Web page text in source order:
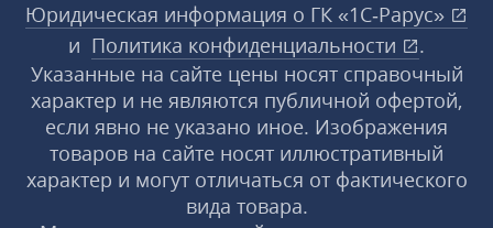
Юридическая информация о ГК «1С‑Рарус»
и Политика конфиденциальности
.
Указанные на сайте цены носят справочный
характер и не являются публичной офертой,
если явно не указано иное. Изображения
товаров на сайте носят иллюстративный
характер и могут отличаться от фактического
вида товара.